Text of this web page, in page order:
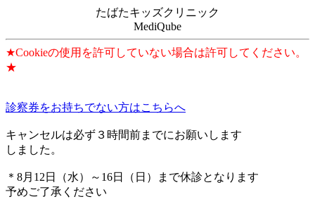
たばたキッズクリニック
MediQube
★Cookieの使用を許可していない場合は許可してください。
★
診察券をお持ちでない方はこちらへ
キャンセルは必ず３時間前までにお願いします
しました。
＊8月12日（水）～16日（日）まで休診となります
予めご了承ください